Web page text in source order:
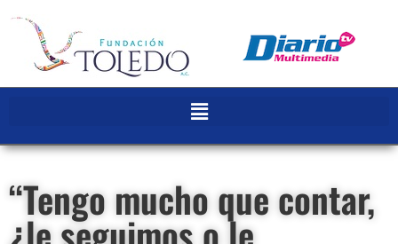
“Tengo mucho que contar,